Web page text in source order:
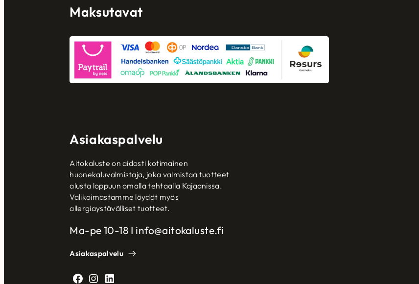
Maksutavat
Asiakaspalvelu
Aitokaluste on aidosti kotimainen
huonekaluvalmistaja, joka valmistaa tuotteet
alusta loppuun omalla tehtaalla Kajaanissa.
Valikoimastamme löydät myös
allergiaystävälliset tuotteet.
Ma-pe 10-18 I info@aitokaluste.fi
Asiakaspalvelu
Facebook Instagram LinkedIn